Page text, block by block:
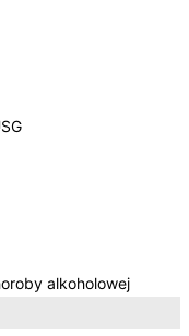
alkoholowej